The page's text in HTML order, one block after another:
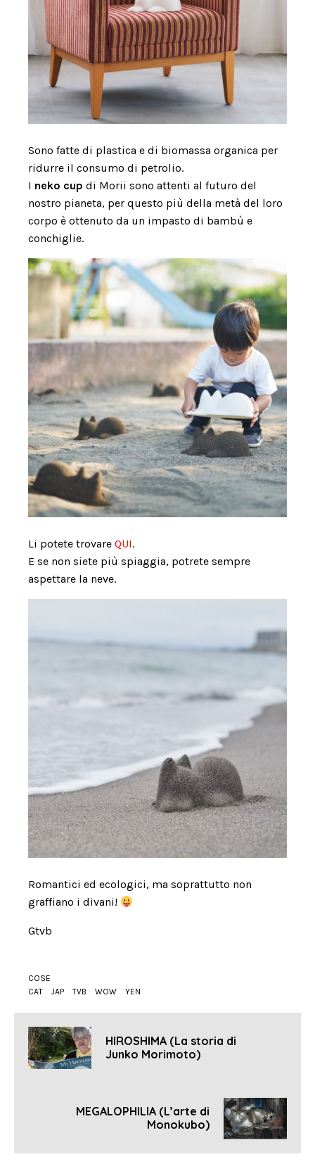
Sono fatte di plastica e di biomassa organica per
ridurre il consumo di petrolio.
I neko cup di Morii sono attenti al futuro del
nostro pianeta, per questo più della metà del loro
corpo è ottenuto da un impasto di bambù e
conchiglie.
Li potete trovare QUI.
E se non siete più spiaggia, potrete sempre
aspettare la neve.
Romantici ed ecologici, ma soprattutto non
graffiano i divani!
Gtvb
COSE
CAT
JAP TVB WOW YEN
HIROSHIMA (La storia di
Junko Morimoto)
MEGALOPHILIA (L’arte di
Monokubo)